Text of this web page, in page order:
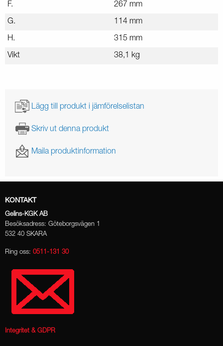
F. 267 mm
G. 114 mm
H. 315 mm
Vikt 38,1 kg
Lägg till produkt i jämförelselistan
Skriv ut denna produkt
Maila produktinformation
KONTAKT
Gelins-KGK AB
Besöksadress: Göteborgsvägen 1
532 40 SKARA
Ring oss: 0511-131 30
Integritet & GDPR